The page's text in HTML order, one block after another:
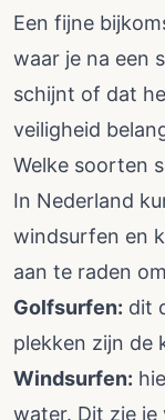
Een fijne
waar je na een
schijnt of dat
veiligheid
Welke soorten
In Nederland
windsurfen en
aan te raden
Golfsurfen: dit
plekken zijn de
Windsurfen:
water. Dit zie je